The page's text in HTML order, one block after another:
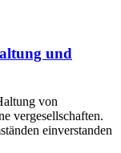
und
von
vergesellschaften.
einverstanden